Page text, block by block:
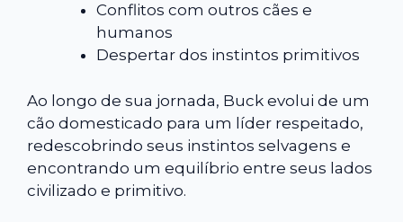
Conflitos com outros cães e
humanos
Despertar dos instintos primitivos
Ao longo de sua jornada, Buck evolui de um
cão domesticado para um líder respeitado,
redescobrindo seus instintos selvagens e
encontrando um equilíbrio entre seus lados
civilizado e primitivo.